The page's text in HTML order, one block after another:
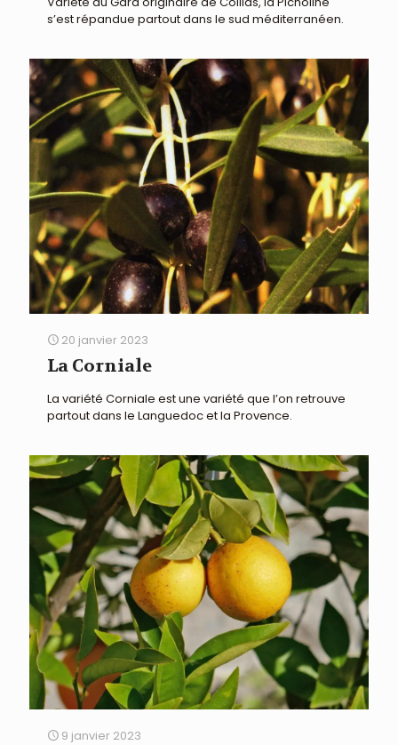
s’est répandue partout dans le sud méditerranéen.
20 janvier 2023
La Corniale
La variété Corniale est une variété que l’on retrouve
partout dans le Languedoc et la Provence.
9 janvier 2023